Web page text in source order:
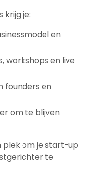
krijg je:
en
workshops en live
founders en
om te blijven
plek om je start-up
te